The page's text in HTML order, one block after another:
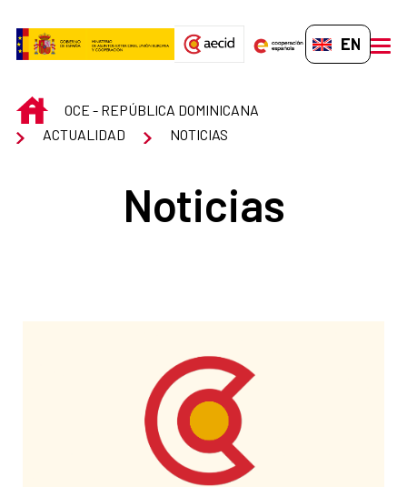
EN-GB
INICIOOCE - REPÚBLICA DOMINICANA
ACTUALIDAD
NOTICIAS
Noticias